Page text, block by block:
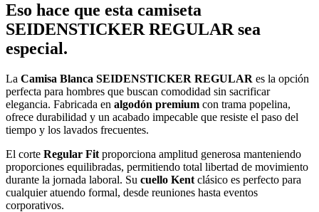
Eso hace que esta camiseta
SEIDENSTICKER REGULAR sea
especial.
La Camisa Blanca SEIDENSTICKER REGULAR es la opción
perfecta para hombres que buscan comodidad sin sacrificar
elegancia. Fabricada en algodón premium con trama popelina,
ofrece durabilidad y un acabado impecable que resiste el paso del
tiempo y los lavados frecuentes.
El corte Regular Fit proporciona amplitud generosa manteniendo
proporciones equilibradas, permitiendo total libertad de movimiento
durante la jornada laboral. Su cuello Kent clásico es perfecto para
cualquier atuendo formal, desde reuniones hasta eventos
corporativos.